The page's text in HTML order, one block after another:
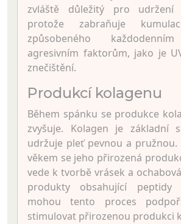
zvláště důležitý pro udržení
protože zabraňuje
způsobeného
agresivním faktorům, jako je
znečištění.
Produkcí kolagenu
Během spánku se produkce
zvyšuje. Kolagen je základní
udržuje pleť pevnou a pružnou.
věkem se jeho přirozená
vede k tvorbě vrásek a
produkty obsahující peptidy
mohou tento proces
stimulovat přirozenou produkci